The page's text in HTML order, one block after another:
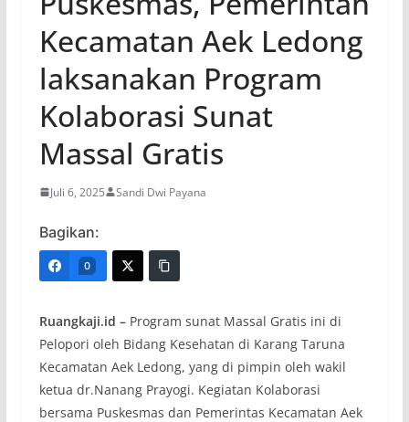
Kecamatan Aek Ledong
laksanakan Program
Kolaborasi Sunat
Massal Gratis
Juli 6, 2025 Sandi Dwi Payana
Bagikan:
0
Ruangkaji.id –Program sunat Massal Gratis ini di
Pelopori oleh Bidang Kesehatan di Karang Taruna
Kecamatan Aek Ledong, yang di pimpin oleh wakil
ketua dr.Nanang Prayogi. Kegiatan Kolaborasi
bersama Puskesmas dan Pemerintas Kecamatan Aek